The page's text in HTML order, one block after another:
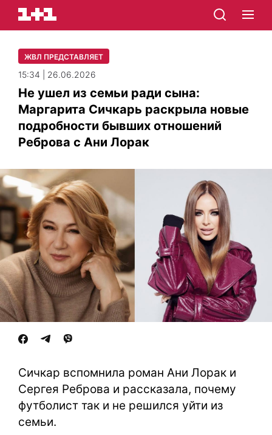
ЖВЛ ПРЕДСТАВЛЯЕТ
15:34 | 26.06.2026
Не ушел из семьи ради сына:
Маргарита Сичкарь раскрыла новые
подробности бывших отношений
Реброва с Ани Лорак
Сичкар вспомнила роман Ани Лорак и
Сергея Реброва и рассказала, почему
футболист так и не решился уйти из
семьи.